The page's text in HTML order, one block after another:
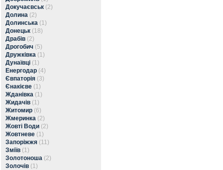
Докучаєвськ (2)
Долина (2)
Долинська (1)
Донецьк (18)
Драбів (2)
Дрогобич (5)
Дружківка (1)
Дунаївці (1)
Енергодар (4)
Євпаторія (3)
Єнакієве (1)
Жданівка (1)
Жидачів (1)
Житомир (6)
Жмеринка (2)
Жовті Води (2)
Жовтневе (1)
Запоріжжя (11)
Зміїв (1)
Золотоноша (2)
Золочів (1)